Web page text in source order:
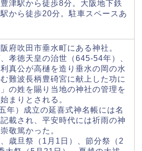
津駅から徒歩8分。大阪地下鉄
から徒歩20分。駐車スペースあ
府吹田市垂水町にある神社。
孝徳天皇の治世（645-54年）、
真公が高樋を造り垂水の岡の水
難波長柄豊碕宮に献上した功に
の姓を賜り当地の神社の管理を
まりとされる。
年）成立の延喜式神名帳には名
載され、平安時代には祈雨の神
敬篤かった。
歳旦祭（1月1日）、節分祭（2